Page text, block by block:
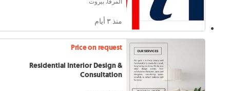
منذ ٣ أيام
Price on request
Residential Interior Design &
Consultation